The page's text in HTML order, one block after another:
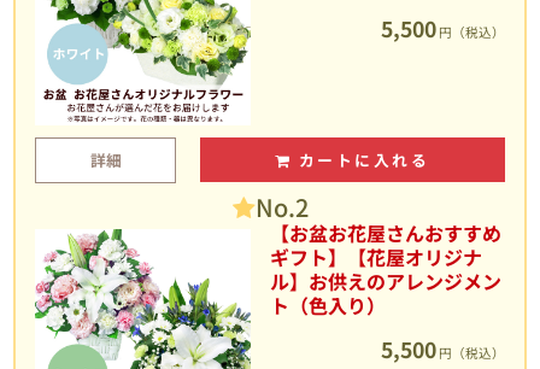
5,500 円（税込）
詳細 カートに入れる
No.2
【お盆お花屋さんおすすめ
ギフト】【花屋オリジナ
ル】お供えのアレンジメン
ト（色入り）
5,500 円（税込）